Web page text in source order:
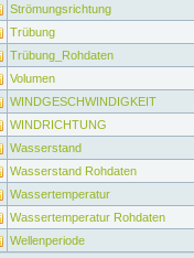
Strömungsrichtung
Trübung
Trübung_Rohdaten
Volumen
WINDGESCHWINDIGKEIT
WINDRICHTUNG
Wasserstand
Wasserstand Rohdaten
Wassertemperatur
Wassertemperatur Rohdaten
Wellenperiode